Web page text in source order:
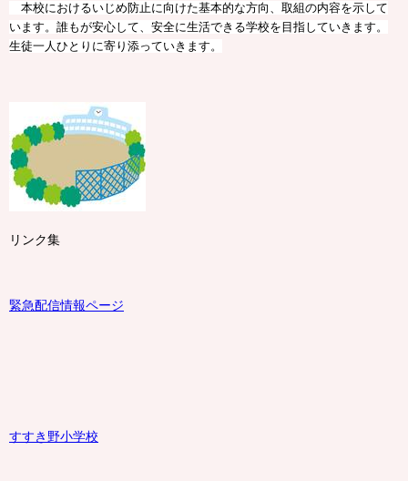
本校におけるいじめ防止に向けた基本的な方向、取組の内容を示して
います。誰もが安心して、安全に生活できる学校を目指していきます。
生徒一人ひとりに寄り添っていきます。
リンク集
緊急配信情報ページ
すすき野小学校